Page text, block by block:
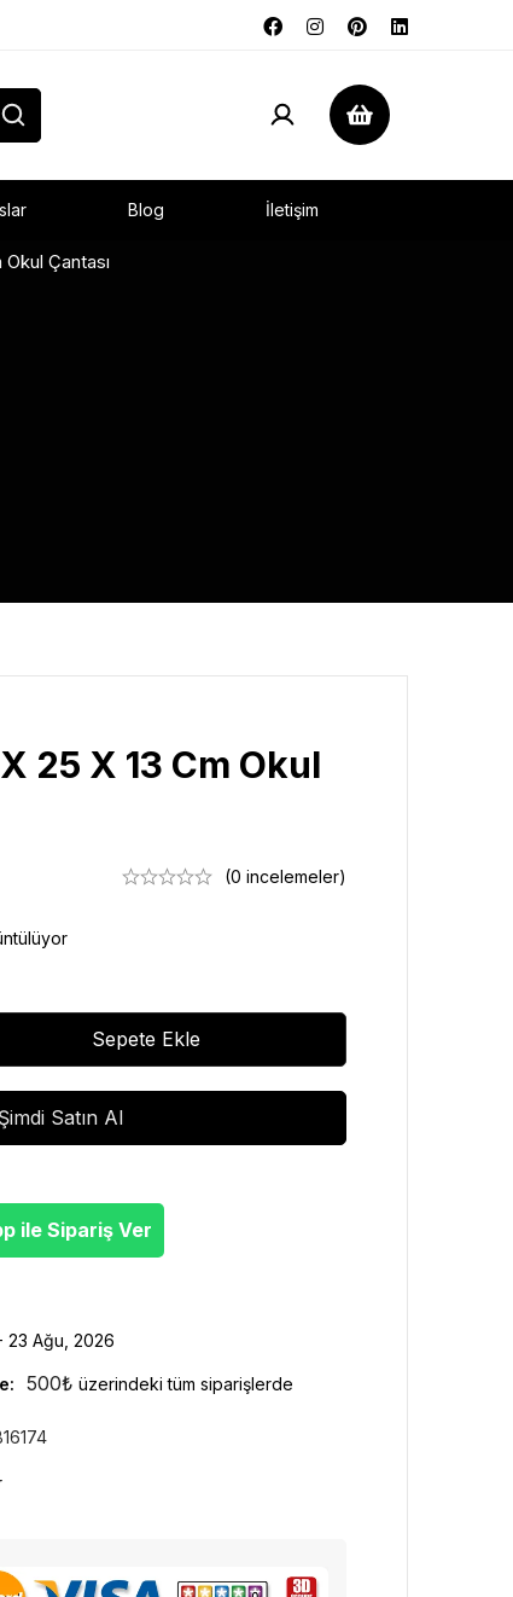
Blog İletişim
Çantası
25 X 13 Cm Okul
(0 incelemeler)
Sepete Ekle
Şimdi Satın Al
ile Sipariş Ver
23 Ağu, 2026
500₺ üzerindeki tüm siparişlerde